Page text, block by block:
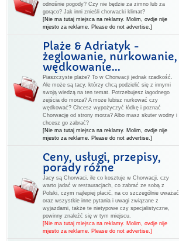
odnośnie pogody? Czy nie będzie za zimno lub za
gorąco? Jak inni znieśli chorwacki klimat?
[Nie ma tutaj miejsca na reklamy. Molim, ovdje nije
mjesto za reklame. Please do not advertise.]
Plaże & Adriatyk -
żeglowanie, nurkowanie,
wędkowanie...
Piaszczyste plaże? To w Chorwacji jednak rzadkość.
Ale może są tacy, którzy chcą podzielić się z innymi
swoją wiedzą na ten temat. Potrzebujesz łagodnego
zejścia do morza? A może lubisz nurkować czy
wędkować? Chcesz wypożyczyć łódkę i poznać
Chorwację od strony morza? Albo masz skuter wodny i
chcesz go zabrać?
[Nie ma tutaj miejsca na reklamy. Molim, ovdje nije
mjesto za reklame. Please do not advertise.]
Ceny, usługi, przepisy,
porady różne
Jacy są Chorwaci, ile co kosztuje w Chorwacji, czy
warto jadać w restauracjach, co zabrać ze sobą z
Polski, czym najlepiej płacić, na co szczególnie uważać
oraz wszystkie inne pytania i uwagi związane z
wyjazdami, także te nietypowe czy specjalistyczne,
powinny znaleźć się w tym miejscu.
[Nie ma tutaj miejsca na reklamy. Molim, ovdje nije
mjesto za reklame. Please do not advertise.]